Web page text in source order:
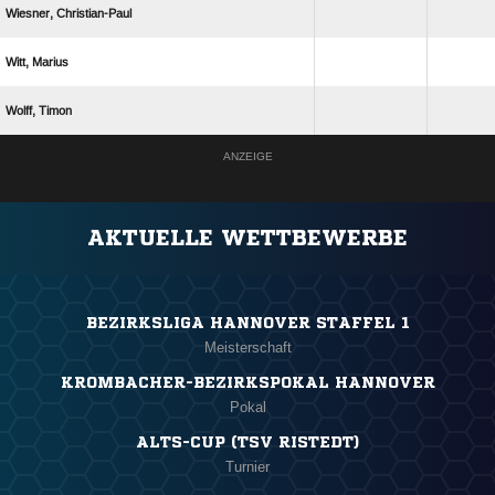
 
 
 
ANZEIGE
AKTUELLE WETTBEWERBE
BEZIRKSLIGA HANNOVER STAFFEL 1
Meisterschaft
KROMBACHER-BEZIRKSPOKAL HANNOVER
Pokal
ALTS-CUP (TSV RISTEDT)
Turnier